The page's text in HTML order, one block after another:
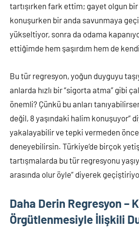
tartışırken fark ettim; gayet olgun
konuşurken bir anda savunmaya
yükseltiyor, sonra da odama
ettiğimde hem şaşırdım hem de
Bu tür regresyon, yoğun duyguyu
anlarda hızlı bir “sigorta atma” gibi
önemli? Çünkü bu anları
değil, 8 yaşındaki halim konuşuyor”
yakalayabilir ve tepki vermeden önce
deneyebilirsin. Türkiye’de birçok
tartışmalarda bu tür regresyonu
arasında olur öyle” diyerek
Daha Derin Regresyon –
Örgütlenmesiyle İlişkili